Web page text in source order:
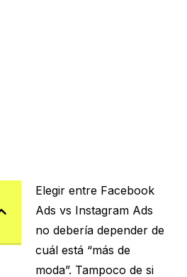
Elegir entre Facebook
Ads vs Instagram Ads
no debería depender de
cuál está “más de
moda”. Tampoco de si